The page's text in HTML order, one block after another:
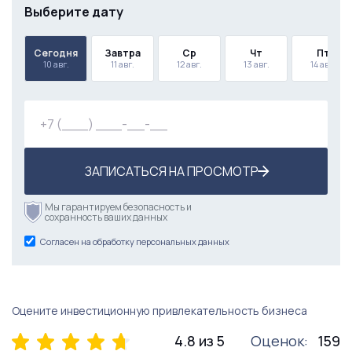
Выберите дату
Сегодня
10 авг.
Завтра
11 авг.
Ср
12 авг.
Чт
13 авг.
Пт
14 авг.
ЗАПИСАТЬСЯ НА ПРОСМОТР
Мы гарантируем безопасность и
сохранность ваших данных
Согласен на обработку персональных данных
Оцените инвестиционную привлекательность бизнеса
4.8 из 5 Оценок: 159